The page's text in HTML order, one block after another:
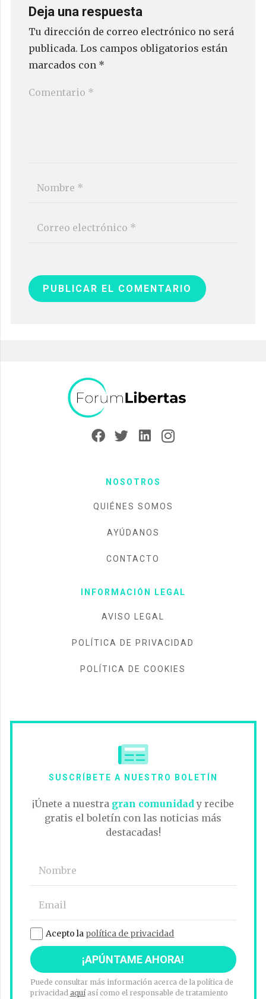
Deja una respuesta
Tu dirección de correo electrónico no será
publicada. Los campos obligatorios están
marcados con *
PUBLICAR EL COMENTARIO
NOSOTROS
QUIÉNES SOMOS
AYÚDANOS
CONTACTO
INFORMACIÓN LEGAL
AVISO LEGAL
POLÍTICA DE PRIVACIDAD
POLÍTICA DE COOKIES
SUSCRÍBETE A NUESTRO BOLETÍN
¡Únete a nuestra gran comunidad y recibe
gratis el boletín con las noticias más
destacadas!
Acepto la política de privacidad
Puede consultar más información acerca de la política de
privacidad aquíasí como el responsable de tratamiento